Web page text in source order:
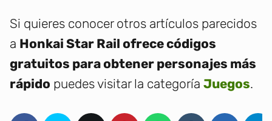
Si quieres conocer otros artículos parecidos
a Honkai Star Rail ofrece códigos
gratuitos para obtener personajes más
rápido puedes visitar la categoría Juegos.